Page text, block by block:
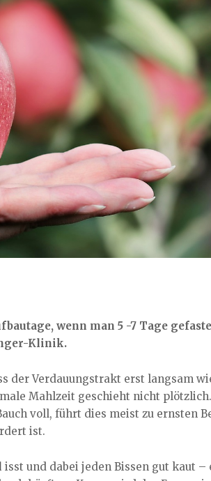
wenn man 5 -7 Tage
Klinik.
der Verdauungstrakt erst langsam
Mahlzeit geschieht nicht
voll, führt dies meist zu ernsten
ist.
isst und dabei jeden Bissen gut kaut –